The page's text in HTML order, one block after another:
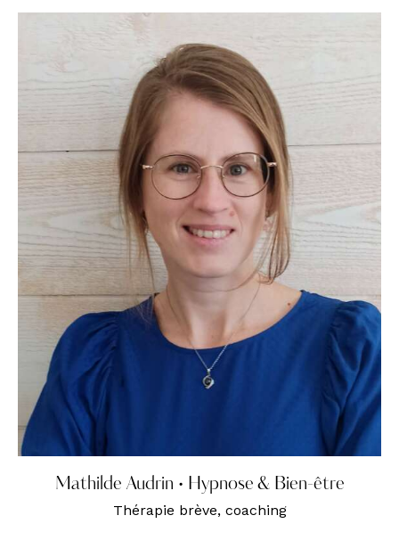
Mathilde Audrin • Hypnose & Bien-être
Thérapie brève, coaching